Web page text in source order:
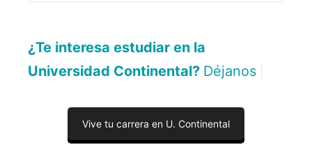
¿Te interesa estudiar en la
Universidad Continental?
Vive tu carrera en U. Continental